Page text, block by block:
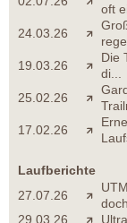
oft
24.03.26
19.03.26
Die
di...
25.02.26
17.02.26
Laufberichte
27.07.26
29.03.26